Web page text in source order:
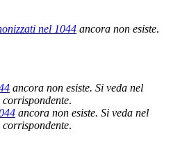
nel 1044 ancora non esiste.
ancora non esiste. Si veda nel
corrispondente.
ancora non esiste. Si veda nel
corrispondente.